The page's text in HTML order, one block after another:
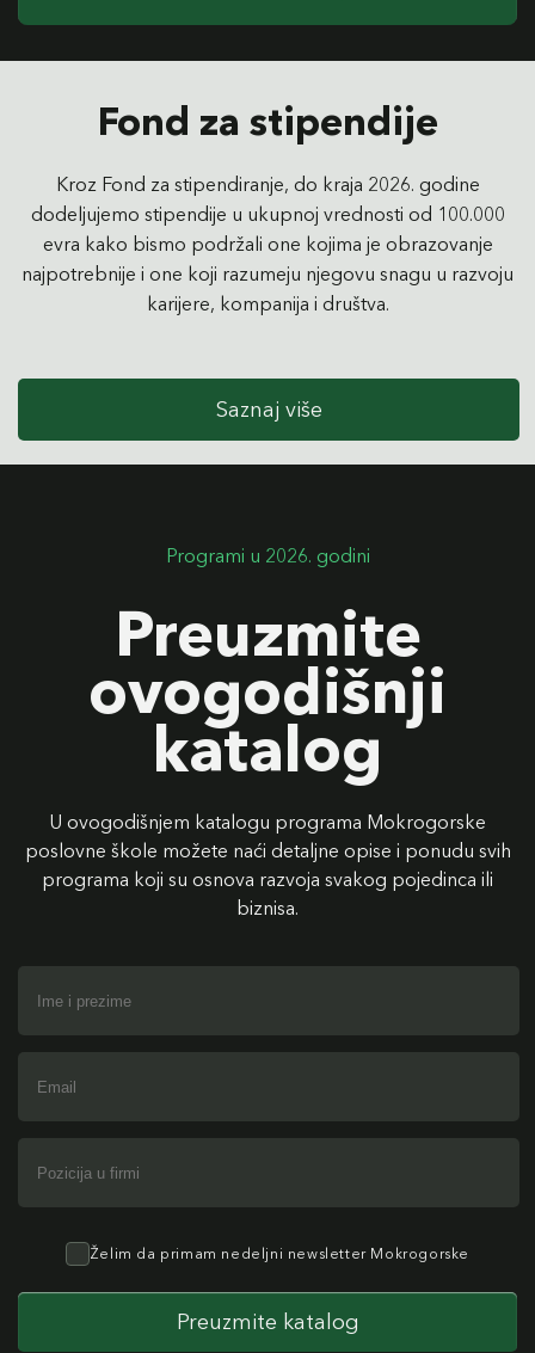
Fond za stipendije
Kroz Fond za stipendiranje, do kraja 2026. godine
dodeljujemo stipendije u ukupnoj vrednosti od 100.000
evra kako bismo podržali one kojima je obrazovanje
najpotrebnije i one koji razumeju njegovu snagu u razvoju
karijere, kompanija i društva.
Saznaj više
Programi u 2026. godini
Preuzmite
ovogodišnji
katalog
U ovogodišnjem katalogu programa Mokrogorske
poslovne škole možete naći detaljne opise i ponudu svih
programa koji su osnova razvoja svakog pojedinca ili
biznisa.
Želim da primam nedeljni newsletter Mokrogorske
Preuzmite katalog